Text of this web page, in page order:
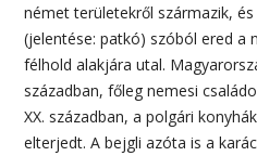
német területekről származik, és
(jelentése: patkó) szóból ered a
félhold alakjára utal.
században, főleg nemesi
XX. században, a polgári
elterjedt. A bejgli azóta is a